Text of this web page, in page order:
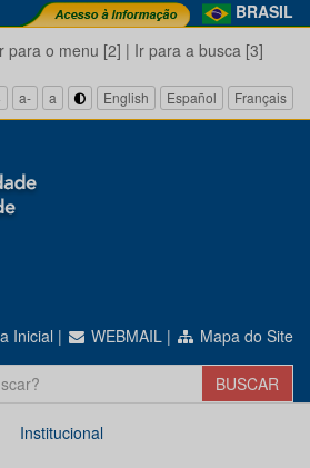
BRASIL
para o menu [2] | Ir para a busca [3]
a- a English Español Français
Inicial | WEBMAIL | Mapa do Site
Institucional